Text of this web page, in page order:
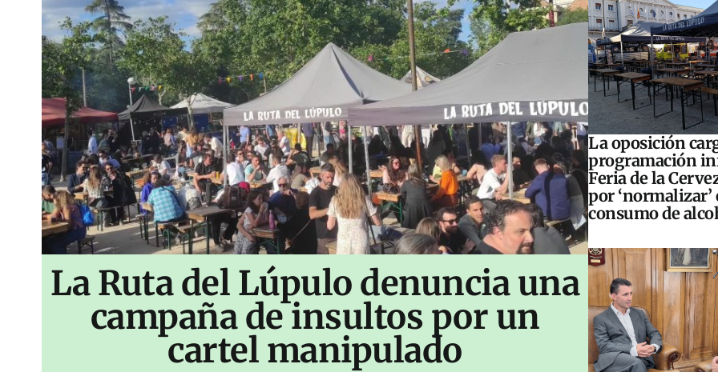
La Ruta del Lúpulo denuncia una
campaña de insultos por un
cartel manipulado
La oposición
programación
Feria de la
por ‘normalizar’
consumo de